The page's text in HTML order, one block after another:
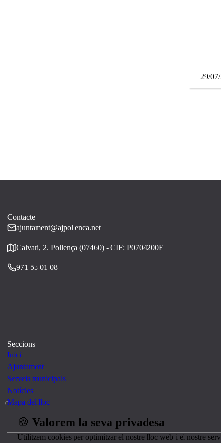
29/
Contacte
ajuntament@ajpollenca.net
Calvari, 2. Pollença (07460) - CIF: P0704200E
971 53 01 08
Seccions
Inici
Ajuntament
Serveis municipals
Notícies
Mapa del lloc
🍪 Valorem la seva privadesa
Utilitzem cookies per optimitzar el nostre lloc web i el nostre